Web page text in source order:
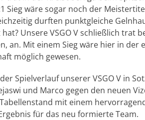
Sieg wäre sogar noch der
durften punktgleiche
hat? Unsere VSGO V schließlich trat
an. Mit einem Sieg wäre hier in
möglich gewesen.
Spielverlauf unserer VSGO V in
und Marco gegen den neuen
mit einem
für das neu formierte Team.